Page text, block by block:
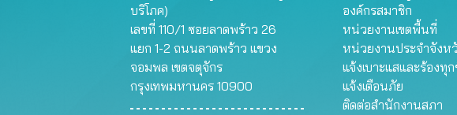
บริโภค)
เลขที่ 110/1 ซอยลาดพร้าว 26
แยก 1-2 ถนนลาดพร้าว แขวง
จอมพล เขตจตุจักร
กรุงเทพมหานคร 10900
องค์กรสมาชิก
หน่วยงานเขตพื้นที่
หน่วยงานประจำจังห
แจ้งเบาะแสและร้องทุก
แจ้งเตือนภัย
ติดต่อสำนักงานสภา